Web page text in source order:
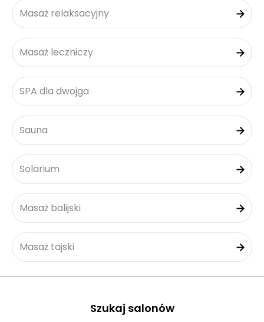
Masaż relaksacyjny
Masaż leczniczy
SPA dla dwojga
Sauna
Solarium
Masaż balijski
Masaż tajski
Szukaj salonów